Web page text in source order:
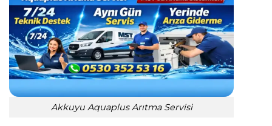
Akkuyu Aquaplus Arıtma Servisi